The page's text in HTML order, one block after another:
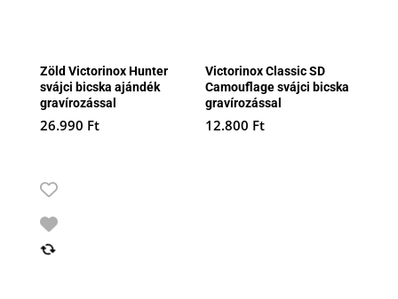
Zöld Victorinox Hunter
svájci bicska ajándék
gravírozással
26.990 Ft
Victorinox Classic SD
Camouflage svájci bicska
gravírozással
12.800 Ft